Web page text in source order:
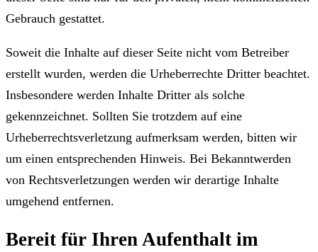
Gebrauch gestattet.
Soweit die Inhalte auf dieser Seite nicht vom Betreiber
erstellt wurden, werden die Urheberrechte Dritter beachtet.
Insbesondere werden Inhalte Dritter als solche
gekennzeichnet. Sollten Sie trotzdem auf eine
Urheberrechtsverletzung aufmerksam werden, bitten wir
um einen entsprechenden Hinweis. Bei Bekanntwerden
von Rechtsverletzungen werden wir derartige Inhalte
umgehend entfernen.
Bereit für Ihren Aufenthalt im